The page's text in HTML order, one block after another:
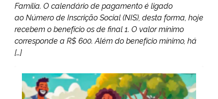
Família. O calendário de pagamento é ligado
ao Número de Inscrição Social (NIS), desta forma, hoje
recebem o benefício os de final 1. O valor mínimo
corresponde a R$ 600. Além do benefício mínimo, há
[…]